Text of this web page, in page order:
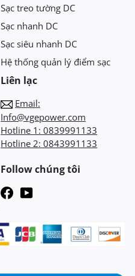
Sạc treo tường DC
Sạc nhanh DC
Sạc siêu nhanh DC
Hệ thống quản lý điểm sạc
Liên lạc
Email:
Info@vgepower.com
Hotline 1: 0839991133
Hotline 2: 0843991133
Follow chúng tôi